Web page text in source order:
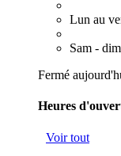
Lun au
Sam -
Fermé
Heures
Voir tout